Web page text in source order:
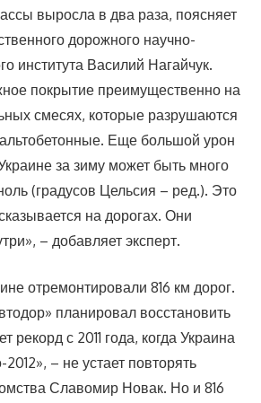
выросла в два раза, поясняет
дорожного научно-
института Василий Нагайчук.
покрытие преимущественно на
смесях, которые разрушаются
Еще большой урон
за зиму может быть много
(градусов Цельсия – ред.). Это
на дорогах. Они
– добавляет эксперт.
отремонтировали 816 км дорог.
планировал восстановить
рекорд с 2011 года, когда Украина
– не устает повторять
Славомир Новак. Но и 816